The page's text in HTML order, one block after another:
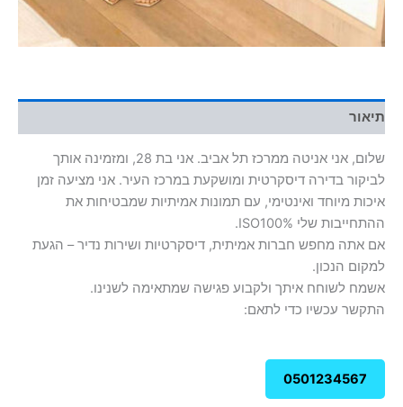
תיאור
שלום, אני אניטה ממרכז תל אביב. אני בת 28, ומזמינה אותך
לביקור בדירה דיסקרטית ומושקעת במרכז העיר. אני מציעה זמן
איכות מיוחד ואינטימי, עם תמונות אמיתיות שמבטיחות את
ההתחייבות שלי ISO100%.
אם אתה מחפש חברות אמיתית, דיסקרטיות ושירות נדיר – הגעת
למקום הנכון.
אשמח לשוחח איתך ולקבוע פגישה שמתאימה לשנינו.
התקשר עכשיו כדי לתאם:
0501234567